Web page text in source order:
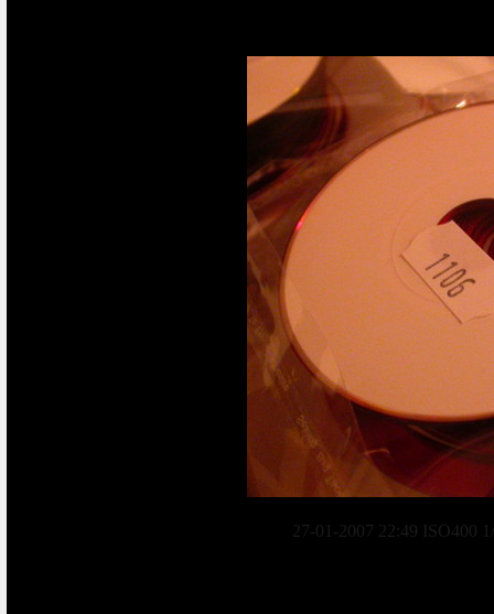
27-01-2007 22:49 ISO400